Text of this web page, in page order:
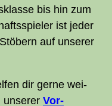
bis hin zum
ist jeder
auf unse­rer
dir ger­ne wei­
unse­rer Vor­